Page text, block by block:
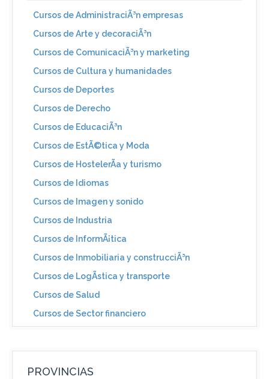
Cursos de AdministraciÃ³n empresas
Cursos de Arte y decoraciÃ³n
Cursos de ComunicaciÃ³n y marketing
Cursos de Cultura y humanidades
Cursos de Deportes
Cursos de Derecho
Cursos de EducaciÃ³n
Cursos de EstÃ©tica y Moda
Cursos de HostelerÃ­a y turismo
Cursos de Idiomas
Cursos de Imagen y sonido
Cursos de Industria
Cursos de InformÃ¡tica
Cursos de Inmobiliaria y construcciÃ³n
Cursos de LogÃ­stica y transporte
Cursos de Salud
Cursos de Sector financiero
PROVINCIAS